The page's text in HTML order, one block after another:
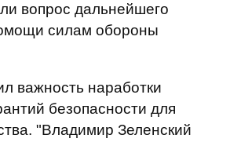
вопрос дальнейшего
силам обороны
важность наработки
безопасности для
"Владимир Зеленский